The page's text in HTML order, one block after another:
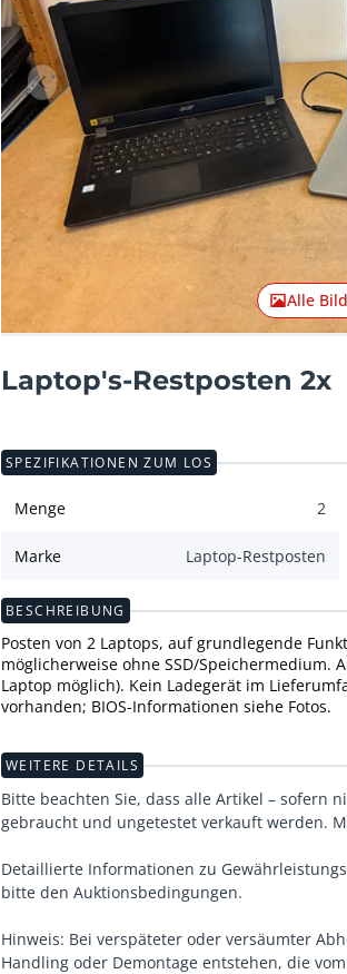
Vorheriger Artikel
Alle
Laptop's-Restposten 2x
SPEZIFIKATIONEN ZUM LOS
Menge 2
Marke Laptop-Restposten
BESCHREIBUNG
Posten von 2 Laptops, auf grundlegende
möglicherweise ohne SSD/Speichermedium.
Laptop möglich). Kein Ladegerät im
vorhanden; BIOS-Informationen siehe Fotos.
WEITERE DETAILS
Bitte beachten Sie, dass alle Artikel – sofern
gebraucht und ungetestet verkauft werden.
Detaillierte Informationen zu
bitte den Auktionsbedingungen.
Hinweis: Bei verspäteter oder versäumter
Handling oder Demontage entstehen, die